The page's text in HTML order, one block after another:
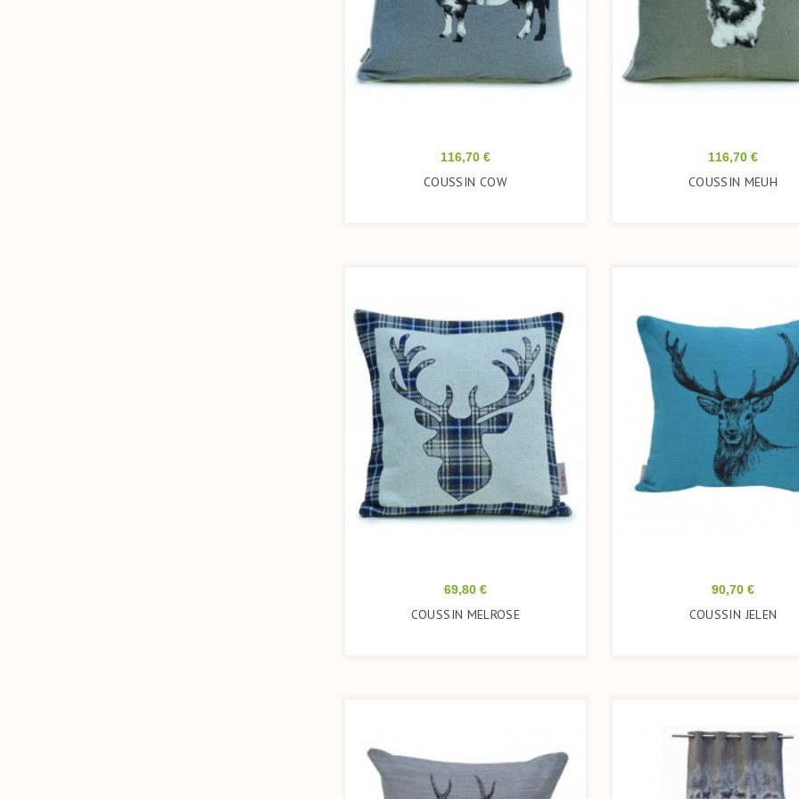
Prix
116,70 €
COUSSIN COW
Prix
116,70 €
COUSSIN MEUH
Prix
69,80 €
COUSSIN MELROSE
Prix
90,70 €
COUSSIN JELEN